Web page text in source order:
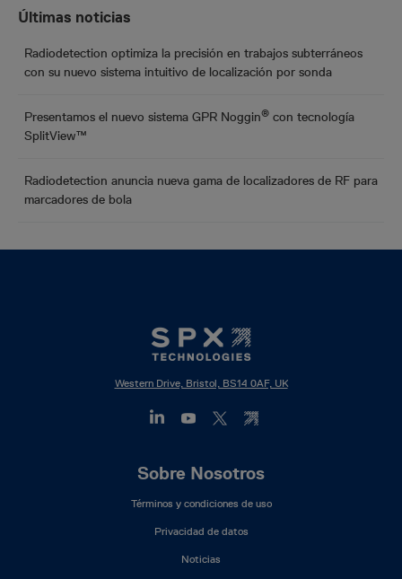
Últimas noticias
Radiodetection optimiza la precisión en trabajos subterráneos
con su nuevo sistema intuitivo de localización por sonda
Presentamos el nuevo sistema GPR Noggin® con tecnología
SplitView™
Radiodetection anuncia nueva gama de localizadores de RF para
marcadores de bola
Western Drive, Bristol, BS14 0AF, UK
Sobre Nosotros
Términos y condiciones de uso
Privacidad de datos
Noticias